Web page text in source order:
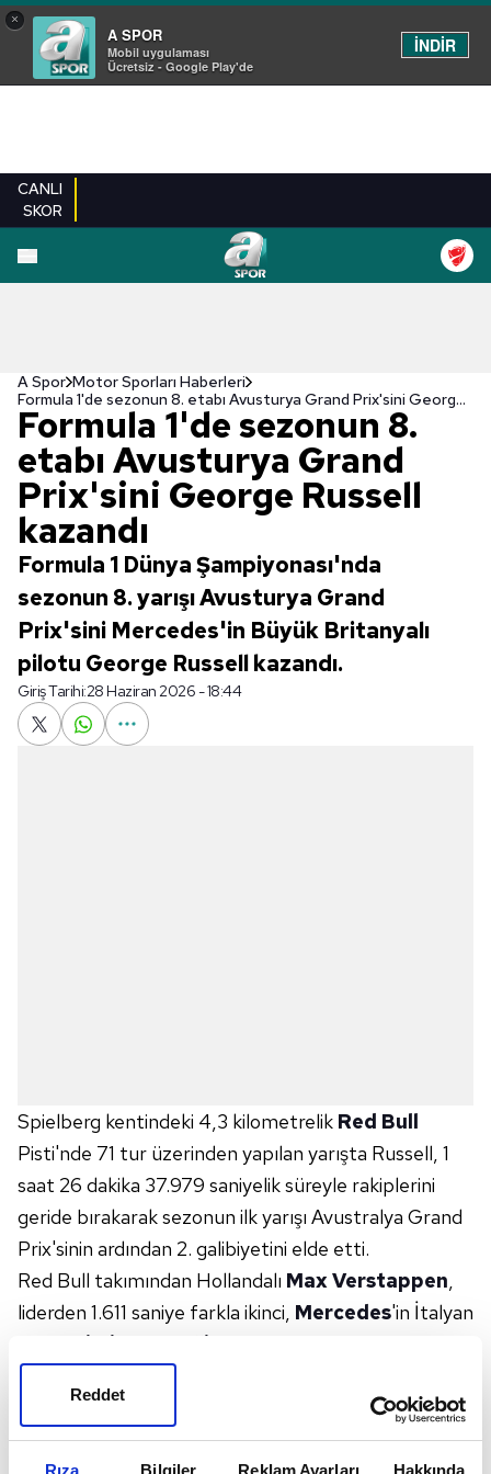
Rıza Bilgiler Reklam Ayarları Hakkında
Reddet
×
A SPOR
Mobil uygulaması
Ücretsiz - Google Play'de
İNDİR
CANLI
SKOR
A Spor Motor Sporları Haberleri
Formula 1'de sezonun 8. etabı Avusturya Grand Prix'sini George Russell kazandı
Formula 1'de sezonun 8.
etabı Avusturya Grand
Prix'sini George Russell
kazandı
Formula 1 Dünya Şampiyonası'nda
sezonun 8. yarışı Avusturya Grand
Prix'sini Mercedes'in Büyük Britanyalı
pilotu George Russell kazandı.
Giriş Tarihi:28 Haziran 2026 - 18:44
Spielberg kentindeki 4,3 kilometrelik Red Bull
Pisti'nde 71 tur üzerinden yapılan yarışta Russell, 1
saat 26 dakika 37.979 saniyelik süreyle rakiplerini
geride bırakarak sezonun ilk yarışı Avustralya Grand
Prix'sinin ardından 2. galibiyetini elde etti.
Red Bull takımından Hollandalı Max Verstappen,
liderden 1.611 saniye farkla ikinci, Mercedes'in İtalyan
Kimi Antonelli
arkasında üçüncü sırayı aldı.
Formula 1'de sezon, 5 Temmuz Pazar günü
koşulacak Büyük Britanya Grand Prix'siyle devam